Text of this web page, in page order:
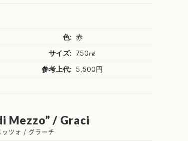
色: 赤
サイズ: 750㎖
参考上代: 5,500円
Mezzo” / Graci
ツォ / グラーチ